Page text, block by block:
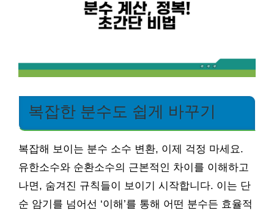
복잡한 분수도 쉽게 바꾸기
복잡해 보이는 분수 소수 변환, 이제 걱정 마세요.
유한소수와 순환소수의 근본적인 차이를 이해하고
나면, 숨겨진 규칙들이 보이기 시작합니다. 이는 단
순 암기를 넘어선 ‘이해’를 통해 어떤 분수든 효율적